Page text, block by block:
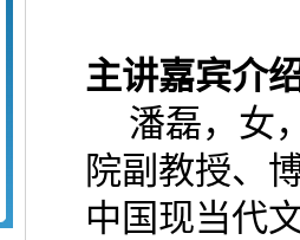
主讲嘉宾介
潘磊，女
院副教授、
中国现当代